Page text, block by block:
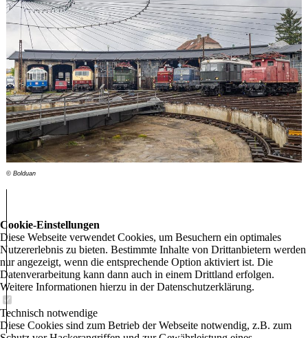
© Bolduan
Cookie-Einstellungen
Diese Webseite verwendet Cookies, um Besuchern ein optimales
Nutzererlebnis zu bieten. Bestimmte Inhalte von Drittanbietern werden
nur angezeigt, wenn die entsprechende Option aktiviert ist. Die
Datenverarbeitung kann dann auch in einem Drittland erfolgen.
Weitere Informationen hierzu in der Datenschutzerklärung.
Technisch notwendige
Diese Cookies sind zum Betrieb der Webseite notwendig, z.B. zum